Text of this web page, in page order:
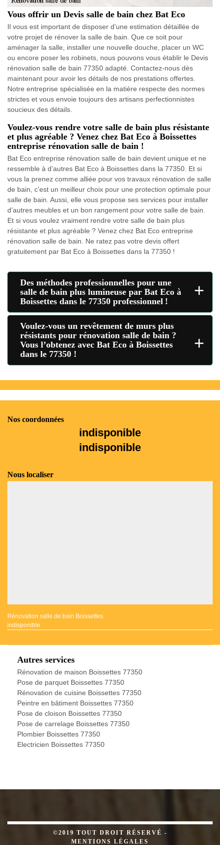
Vous offrir un Devis salle de bain chez Bat Eco
Il vous est important de disposer d’une estimation détaillée de
votre projet de rénover la salle de bain. Que ce soit pour
aménager la salle, installer une nouvelle douche, placer un WC
ou encore poser les robinets, nous pouvons vous établir le Devis
rénovation salle de bain 77350 adapté. Contactez-nous dès
maintenant pour avoir les détails de nos prestations offertes.
Notre entreprise spécialisée en la matière respecte des normes
strictes et vous envoie toujours des artisans perfectionnistes
soucieux des détails.
Voulez-vous rendre votre salle de bain plus résistante
et plus agréable ? Venez chez Bat Eco à Boissettes
entreprise rénovation salle de bain !
Bat Eco entreprise rénovation salle de bain devient unique et ne
ressemble à d’autres Bat Eco à Boissettes dans la 77350. Et si
vous la prenez comme alliée pour vos travaux rénovation de salle
de bain, c’est un meilleur choix pour une protection optimale pour
salle de bain. Aussi, elle vous propose ses services pour installer
d’autres meubles et un bon rangement pour votre salle de bain.
Et si vous voulez vraiment rendre votre salle de bain plus
résistante et plus agréable ? Venez chez Bat Eco entreprise
rénovation salle de bain. Ne ratez pas votre devis offert
gratuitement par Bat Eco à Boissettes dans la 77350 !
Des méthodes professionnelles pour une
salle de bain plus lumineuse par Bat Eco à
Boissettes dans le 77350 professionnel !
+
Voulez-vous un revêtement de murs plus
résistants pour rénovation salle de bain ?
Vous l’obtenez avec Bat Eco à Boissettes
dans le 77350 !
+
Nos coordonnées
indisponible
indisponible
Nous localiser
Rénovation salle de bain Boissettes
indisponible
Autres services
Rénovation de maison Boissettes 77350
Pose de parquet Boissettes 77350
Rénovation de cuisine Boissettes 77350
Peintre en bâtiment Boissettes 77350
Pose de cloison Boissettes 77350
Pose de carrelage Boissettes 77350
Plombier Boissettes 77350
Electricien Boissettes 77350
©2019 TOUT DROIT RÉSERVÉ -
MENTIONS LÉGALES